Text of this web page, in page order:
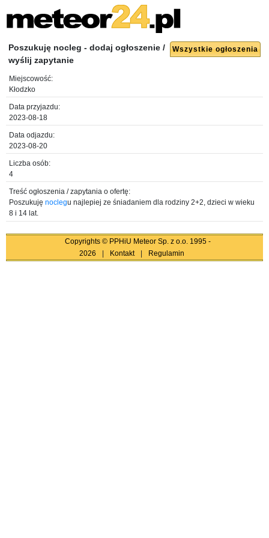
Wszystkie ogłoszenia
Poszukuję nocleg - dodaj ogłoszenie /
wyślij zapytanie
Miejscowość:
Kłodzko
Data przyjazdu:
2023-08-18
Data odjazdu:
2023-08-20
Liczba osób:
4
Treść ogłoszenia / zapytania o ofertę:
Poszukuję noclegu najlepiej ze śniadaniem dla rodziny 2+2, dzieci w wieku
8 i 14 lat.
Copyrights © PPHiU Meteor Sp. z o.o. 1995 -
2026
Kontakt Regulamin